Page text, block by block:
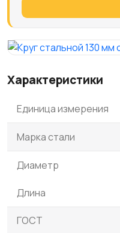
Характеристики
Единица измерения
Марка стали
Диаметр
Длина
ГОСТ